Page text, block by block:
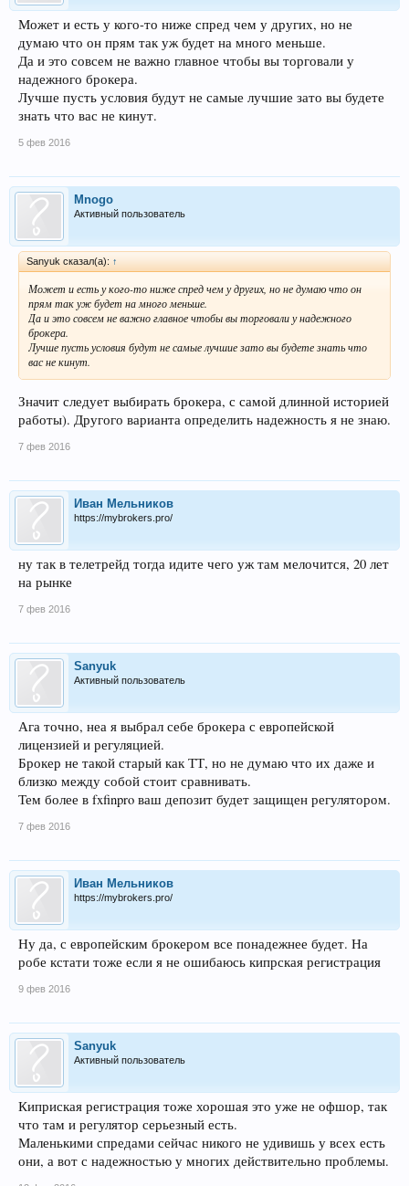
Может и есть у кого-то ниже спред чем у других, но не
думаю что он прям так уж будет на много меньше.
Да и это совсем не важно главное чтобы вы торговали у
надежного брокера.
Лучше пусть условия будут не самые лучшие зато вы будете
знать что вас не кинут.
5 фев 2016
Mnogo
Активный пользователь
Sanyuk сказал(а): ↑
Может и есть у кого-то ниже спред чем у других, но не думаю что он
прям так уж будет на много меньше.
Да и это совсем не важно главное чтобы вы торговали у надежного
брокера.
Лучше пусть условия будут не самые лучшие зато вы будете знать что
вас не кинут.
Значит следует выбирать брокера, с самой длинной историей
работы). Другого варианта определить надежность я не знаю.
7 фев 2016
Иван Мельников
https://mybrokers.pro/
ну так в телетрейд тогда идите чего уж там мелочится, 20 лет
на рынке
7 фев 2016
Sanyuk
Активный пользователь
Ага точно, неа я выбрал себе брокера с европейской
лицензией и регуляцией.
Брокер не такой старый как ТТ, но не думаю что их даже и
близко между собой стоит сравнивать.
Тем более в fxfinpro ваш депозит будет защищен регулятором.
7 фев 2016
Иван Мельников
https://mybrokers.pro/
Ну да, с европейским брокером все понадежнее будет. На
робе кстати тоже если я не ошибаюсь кипрская регистрация
9 фев 2016
Sanyuk
Активный пользователь
Киприская регистрация тоже хорошая это уже не офшор, так
что там и регулятор серьезный есть.
Маленькими спредами сейчас никого не удивишь у всех есть
они, а вот с надежностью у многих действительно проблемы.